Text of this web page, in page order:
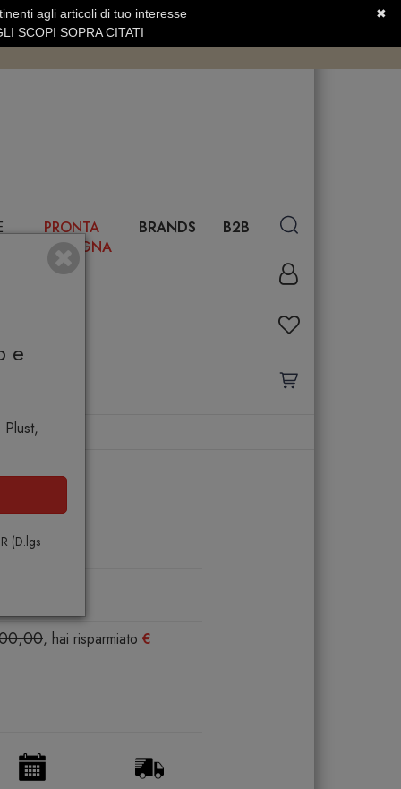
e
(D.lgs
SERVIZIO CLIENTI +39.0773.470.562
PRONTA
CONSEGNA
BRANDS B2B
, hai risparmiato €
✖
agli articoli di tuo interesse
SCOPI SOPRA CITATI